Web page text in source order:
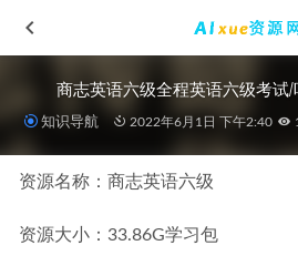
商志英语六级全程英语六级考试
知识导航 2022年6月1日 下午2:40
资源名称：商志英语六级
资源大小：33.86G学习包